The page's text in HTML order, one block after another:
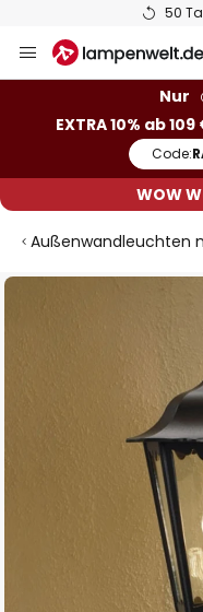
50
Inhalt
Nur
EXTRA 10% ab
Code:
WOW
Außenwandleuchten
Zum